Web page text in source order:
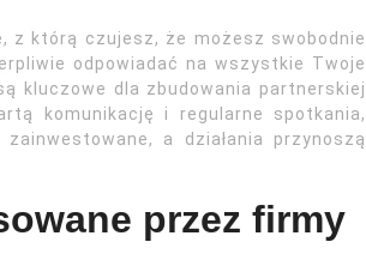
z którą czujesz, że możesz swobodnie
odpowiadać na wszystkie Twoje
kluczowe dla zbudowania partnerskiej
komunikację i regularne spotkania,
a działania przynoszą
przez firmy